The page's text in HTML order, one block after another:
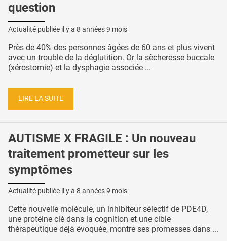
question
Actualité publiée il y a 8 années 9 mois
Près de 40% des personnes âgées de 60 ans et plus vivent
avec un trouble de la déglutition. Or la sècheresse buccale
(xérostomie) et la dysphagie associée ...
LIRE LA SUITE
AUTISME X FRAGILE : Un nouveau
traitement prometteur sur les
symptômes
Actualité publiée il y a 8 années 9 mois
Cette nouvelle molécule, un inhibiteur sélectif de PDE4D,
une protéine clé dans la cognition et une cible
thérapeutique déjà évoquée, montre ses promesses dans ...